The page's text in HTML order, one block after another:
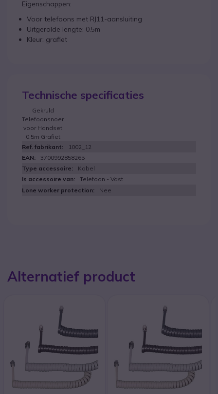
Eigenschappen:
Voor telefoons met RJ11-aansluiting
Uitgerolde lengte: 0.5m
Kleur: grafiet
Technische specificaties
Gekruld
Telefoonsnoer
voor Handset
0.5m Grafiet
1002_12
3700992858265
Kabel
Telefoon - Vast
Nee
Alternatief product